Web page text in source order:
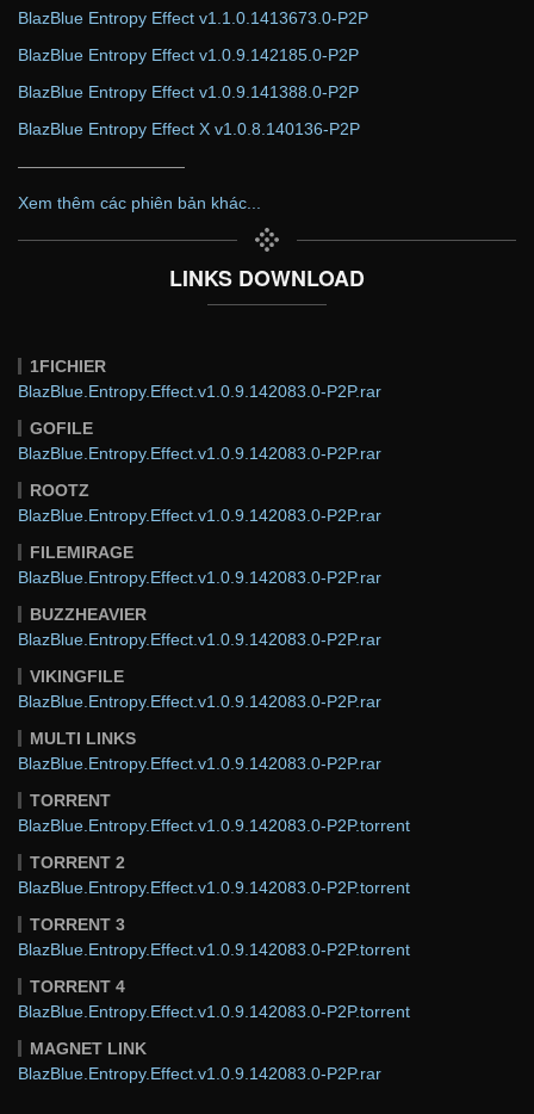
BlazBlue Entropy Effect v1.1.0.1413673.0-P2P
BlazBlue Entropy Effect v1.0.9.142185.0-P2P
BlazBlue Entropy Effect v1.0.9.141388.0-P2P
BlazBlue Entropy Effect X v1.0.8.140136-P2P
——————————
Xem thêm các phiên bản khác...
LINKS DOWNLOAD
1FICHIER
BlazBlue.Entropy.Effect.v1.0.9.142083.0-P2P.rar
GOFILE
BlazBlue.Entropy.Effect.v1.0.9.142083.0-P2P.rar
ROOTZ
BlazBlue.Entropy.Effect.v1.0.9.142083.0-P2P.rar
FILEMIRAGE
BlazBlue.Entropy.Effect.v1.0.9.142083.0-P2P.rar
BUZZHEAVIER
BlazBlue.Entropy.Effect.v1.0.9.142083.0-P2P.rar
VIKINGFILE
BlazBlue.Entropy.Effect.v1.0.9.142083.0-P2P.rar
MULTI LINKS
BlazBlue.Entropy.Effect.v1.0.9.142083.0-P2P.rar
TORRENT
BlazBlue.Entropy.Effect.v1.0.9.142083.0-P2P.torrent
TORRENT 2
BlazBlue.Entropy.Effect.v1.0.9.142083.0-P2P.torrent
TORRENT 3
BlazBlue.Entropy.Effect.v1.0.9.142083.0-P2P.torrent
TORRENT 4
BlazBlue.Entropy.Effect.v1.0.9.142083.0-P2P.torrent
MAGNET LINK
BlazBlue.Entropy.Effect.v1.0.9.142083.0-P2P.rar